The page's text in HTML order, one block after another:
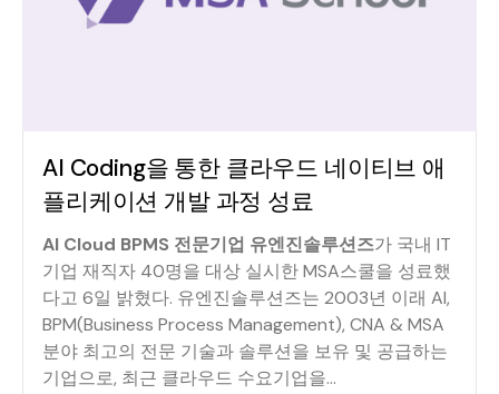
AI Coding을 통한 클라우드 네이티브 애
플리케이션 개발 과정 성료
AI Cloud BPMS 전문기업 유엔진솔루션즈가 국내 IT
기업 재직자 40명을 대상 실시한 MSA스쿨을 성료했
다고 6일 밝혔다. 유엔진솔루션즈는 2003년 이래 AI,
BPM(Business Process Management), CNA & MSA
분야 최고의 전문 기술과 솔루션을 보유 및 공급하는
기업으로, 최근 클라우드 수요기업을...